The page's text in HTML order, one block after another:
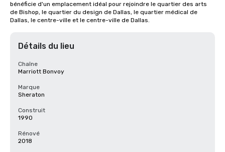
bénéficie d'un emplacement idéal pour rejoindre le quartier des arts
de Bishop, le quartier du design de Dallas, le quartier médical de
Dallas, le centre-ville et le centre-ville de Dallas.
Détails du lieu
Chaîne
Marriott Bonvoy
Marque
Sheraton
Construit
1990
Rénové
2018